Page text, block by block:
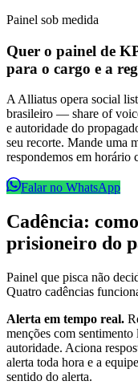
Painel sob medida
Quer o painel de
para o cargo e a
A Alliatus opera social
brasileiro — share of
e autoridade do
seu recorte. Mande uma
respondemos em horário
Falar no WhatsApp
Cadência:
prisioneiro do
Painel que pisca não
Quatro cadências
Alerta em tempo real.
menções com
autoridade. Aciona
alerta toda hora e a
sentido do alerta.